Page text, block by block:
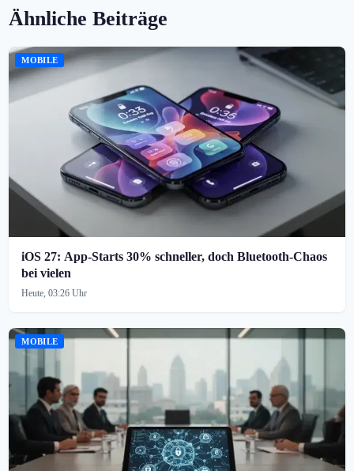
Ähnliche Beiträge
MOBILE
iOS 27: App-Starts 30% schneller, doch Bluetooth-Chaos
bei vielen
Heute, 03:26 Uhr
MOBILE